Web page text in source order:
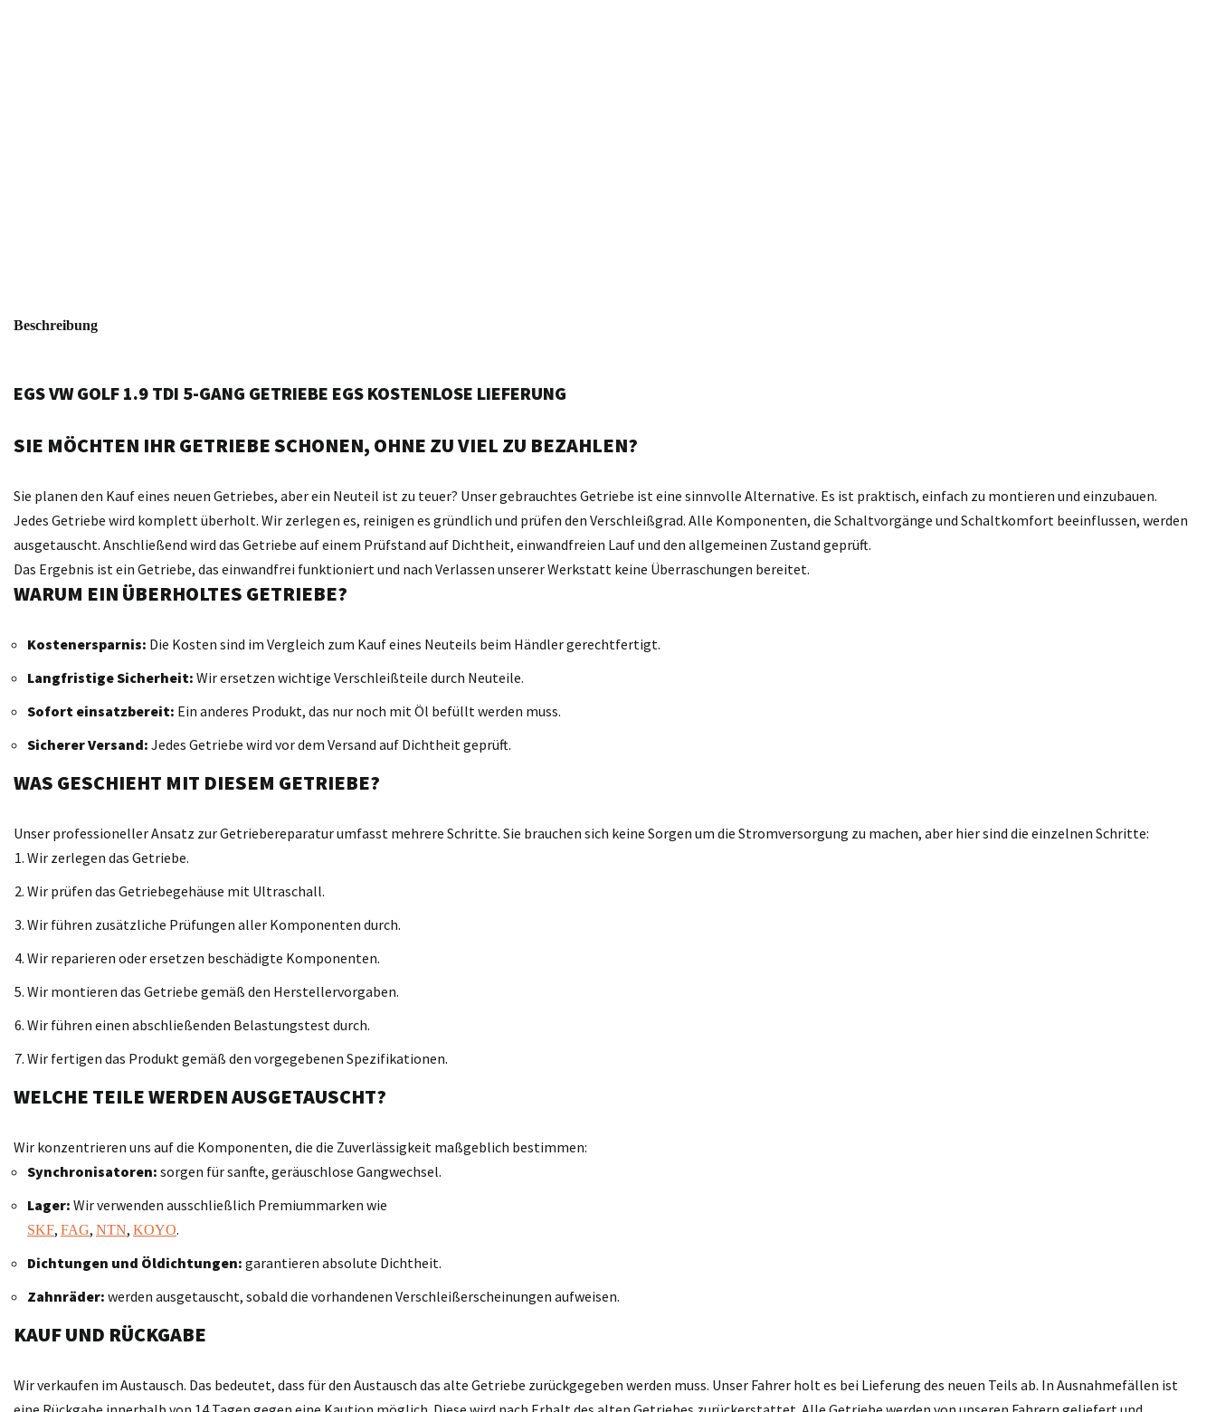
Beschreibung
EGS VW GOLF 1.9 TDI 5-GANG GETRIEBE EGS KOSTENLOSE LIEFERUNG
SIE MÖCHTEN IHR GETRIEBE SCHONEN, OHNE ZU VIEL ZU BEZAHLEN?
Sie planen den Kauf eines neuen Getriebes, aber ein Neuteil ist zu teuer? Unser gebrauchtes Getriebe ist eine sinnvolle Alternative. Es ist praktisch, einfach zu montieren und einzubauen.
Jedes Getriebe wird komplett überholt. Wir zerlegen es, reinigen es gründlich und prüfen den Verschleißgrad. Alle Komponenten, die Schaltvorgänge und Schaltkomfort beeinflussen, werden
ausgetauscht. Anschließend wird das Getriebe auf einem Prüfstand auf Dichtheit, einwandfreien Lauf und den allgemeinen Zustand geprüft.
Das Ergebnis ist ein Getriebe, das einwandfrei funktioniert und nach Verlassen unserer Werkstatt keine Überraschungen bereitet.
WARUM EIN ÜBERHOLTES GETRIEBE?
Kostenersparnis: Die Kosten sind im Vergleich zum Kauf eines Neuteils beim Händler gerechtfertigt.
Langfristige Sicherheit: Wir ersetzen wichtige Verschleißteile durch Neuteile.
Sofort einsatzbereit: Ein anderes Produkt, das nur noch mit Öl befüllt werden muss.
Sicherer Versand: Jedes Getriebe wird vor dem Versand auf Dichtheit geprüft.
WAS GESCHIEHT MIT DIESEM GETRIEBE?
Unser professioneller Ansatz zur Getriebereparatur umfasst mehrere Schritte. Sie brauchen sich keine Sorgen um die Stromversorgung zu machen, aber hier sind die einzelnen Schritte:
Wir zerlegen das Getriebe.
Wir prüfen das Getriebegehäuse mit Ultraschall.
Wir führen zusätzliche Prüfungen aller Komponenten durch.
Wir reparieren oder ersetzen beschädigte Komponenten.
Wir montieren das Getriebe gemäß den Herstellervorgaben.
Wir führen einen abschließenden Belastungstest durch.
Wir fertigen das Produkt gemäß den vorgegebenen Spezifikationen.
WELCHE TEILE WERDEN AUSGETAUSCHT?
Wir konzentrieren uns auf die Komponenten, die die Zuverlässigkeit maßgeblich bestimmen:
Synchronisatoren: sorgen für sanfte, geräuschlose Gangwechsel.
Lager: Wir verwenden ausschließlich Premiummarken wie
SKF, FAG, NTN, KOYO.
Dichtungen und Öldichtungen: garantieren absolute Dichtheit.
Zahnräder: werden ausgetauscht, sobald die vorhandenen Verschleißerscheinungen aufweisen.
KAUF UND RÜCKGABE
Wir verkaufen im Austausch. Das bedeutet, dass für den Austausch das alte Getriebe zurückgegeben werden muss. Unser Fahrer holt es bei Lieferung des neuen Teils ab. In Ausnahmefällen ist